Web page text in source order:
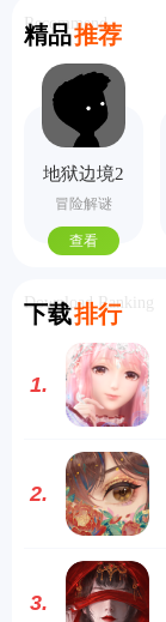
精品推荐
Recommend
地狱边境2
手机版
冒险解谜
查看
下载排行
Download Ranking
1.
2.
3.